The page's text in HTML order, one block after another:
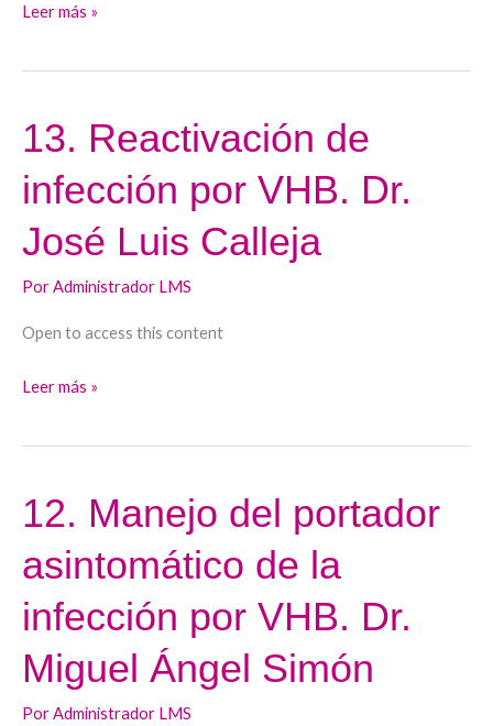
Gea
y
Dr.
Luis
Leer más »
13. Reactivación de
infección por VHB. Dr.
José Luis Calleja
PorAdministrador LMS
Open to access this content
13.
Reactivación
de
por
José
Calleja
Leer más »
12. Manejo del portador
asintomático de la
infección por VHB. Dr.
Miguel Ángel Simón
PorAdministrador LMS
12.
Manejo
del
asintomático
la
infección